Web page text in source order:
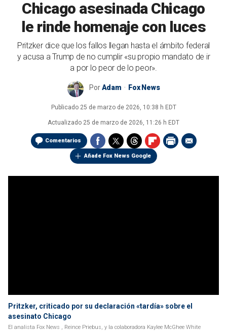
Chicago asesinada Chicago
le rinde homenaje con luces
Pritzker dice que los fallos llegan hasta el ámbito federal
y acusa a Trump de no cumplir «su propio mandato de ir
a por lo peor de lo peor».
PorAdam Fox News
Publicado 25 de marzo de 2026, 10:38 h EDT
Actualizado 25 de marzo de 2026, 11:26 h EDT
Comentarios
Añade Fox News Google
Pritzker, criticado por su declaración «tardía» sobre el
asesinato Chicago
El analista Fox News , Reince Priebus, y la colaboradora Kaylee McGhee White